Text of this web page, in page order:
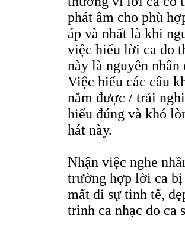
phát âm cho phù
áp và nhất là khi
việc hiểu lời ca do
này là nguyên
Việc hiểu các câu
nắm được / trải
hiểu đúng và khó
hát này.
Nhận việc nghe
trường hợp lời ca bị
mất đi sự tinh tế,
trình ca nhạc do ca